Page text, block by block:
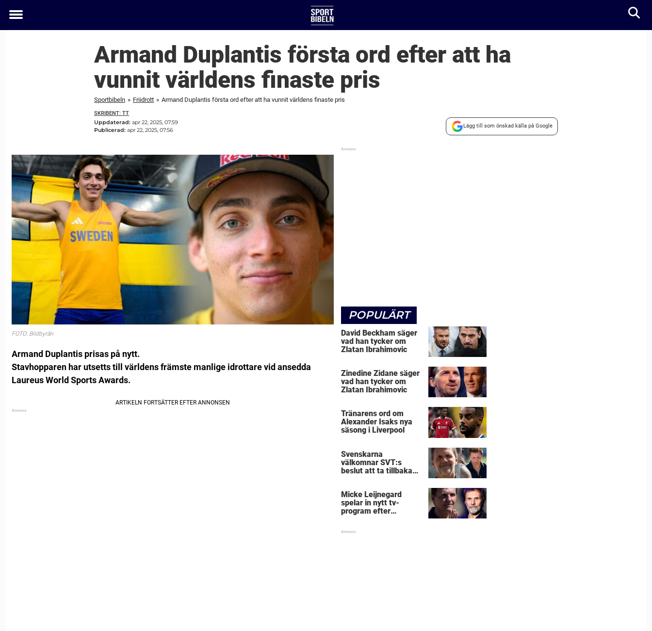
Toggle
Armand Duplantis första ord efter att ha
vunnit världens finaste pris
Sportbibeln » Friidrott » Armand Duplantis första ord efter att ha vunnit världens finaste pris
SKRIBENT: TT
Uppdaterad: apr 22, 2025, 07:59
Publicerad: apr 22, 2025, 07:56
Lägg till som önskad källa på Google
FOTO: Bildbyrån
Armand Duplantis prisas på nytt.
Stavhopparen har utsetts till världens främste manlige idrottare vid ansedda
Laureus World Sports Awards.
POPULÄRT
David Beckham säger
vad han tycker om
Zlatan Ibrahimovic
Zinedine Zidane säger
vad han tycker om
Zlatan Ibrahimovic
Tränarens ord om
Alexander Isaks nya
säsong i Liverpool
Svenskarna
välkomnar SVT:s
beslut att ta tillbaka
Micke Leijnegard
spelar in nytt tv-
program efter